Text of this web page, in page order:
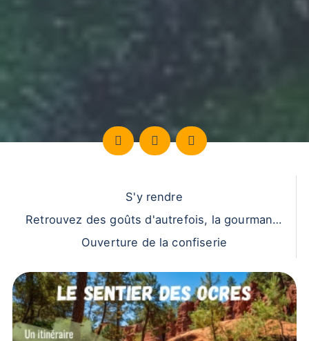
S'y rendre
Retrouvez des goûts d'autrefois, la gourmandi
se de votre enfance
Ouverture de la confiserie